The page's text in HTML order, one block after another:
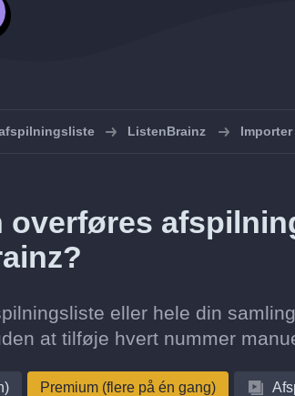
ListenBrainz
overføres
eller hele din
at tilføje hvert nummer
Premium (flere på én gang)